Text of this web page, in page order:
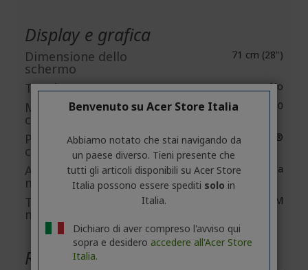
Display e grafica
Dimensione dello
schermo
71 cm (28")
Touchscreen No
Modello del
controller grafico
HD Graphics 610
Produttore del
controller grafico
Intel®
Accessibilità
memoria grafica
Condivisa
Tecnologia della
memoria grafica
DDR4 SDRAM
Rete e comunicazione
Benvenuto su Acer Store Italia
Abbiamo notato che stai navigando da
un paese diverso. Tieni presente che
tutti gli articoli disponibili su Acer Store
Italia possono essere spediti solo in
Italia.
Dichiaro di aver compreso l'avviso qui
sopra e desidero accedere all'Acer Store
Italia.